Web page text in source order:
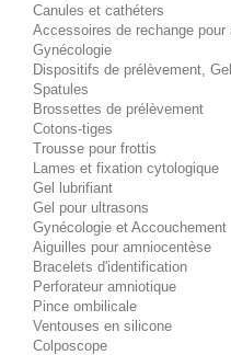
Canules et cathéters
Accessoires de rechange pour
Gynécologie
Dispositifs de prélèvement,
Spatules
Brossettes de prélèvement
Cotons-tiges
Trousse pour frottis
Lames et fixation cytologique
Gel lubrifiant
Gel pour ultrasons
Gynécologie et Accouchement
Aiguilles pour amniocentèse
Bracelets d'identification
Perforateur amniotique
Pince ombilicale
Ventouses en silicone
Colposcope